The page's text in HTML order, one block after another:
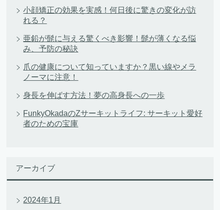
小顔矯正の効果を実感！何日後に驚きの変化が訪
れる？
亜鉛が髭に与える驚くべき影響！髭が薄くなる悩
み、予防の秘訣
爪の健康について知っていますか？黒い線やメラ
ノーマに注意！
身長を伸ばす方法！夢の高身長への一歩
FunkyOkadaのZサーキットライフ: サーキット愛好
者のための宝庫
アーカイブ
2024年1月